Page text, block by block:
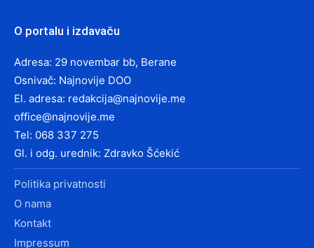
O portalu i izdavaču
Adresa: 29 novembar bb, Berane
Osnivač: Najnovije DOO
El. adresa: redakcija@najnovije.me
office@najnovije.me
Tel: 068 337 275
Gl. i odg. urednik: Zdravko Šćekić
Politika privatnosti
O nama
Kontakt
Impressum